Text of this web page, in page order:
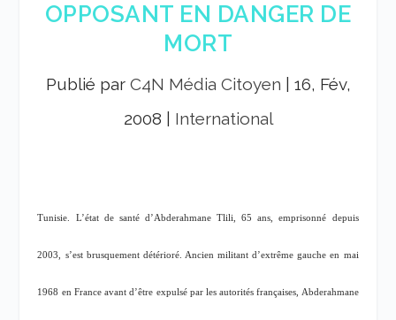
OPPOSANT EN DANGER DE
MORT
Publié par C4N Média Citoyen
16, Fév,
2008
International
Tunisie. L’état de santé d’Abderahmane Tlili, 65 ans, emprisonné depuis
2003, s’est brusquement détérioré. Ancien militant d’extrême gauche en mai
1968 en France avant d’être expulsé par les autorités françaises, Abderahmane